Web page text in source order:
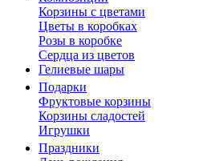
Корзины с цветами
Цветы в коробках
Розы в коробке
Сердца из цветов
Гелиевые шары
Подарки
Фруктовые корзины
Корзины сладостей
Игрушки
Праздники